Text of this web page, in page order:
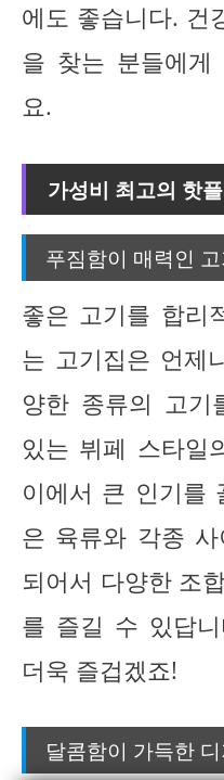
에도 좋습니다. 건
을 찾는 분들에게
요.
가성비 최고의 핫
푸짐함이 매력인 고
좋은 고기를 합리
는 고기집은 언제
양한 종류의 고
있는 뷔페 스타일
이에서 큰 인기를
은 육류와 각종
되어서 다양한 조
를 즐길 수 있답
더욱 즐겁겠죠!
달콤함이 가득한